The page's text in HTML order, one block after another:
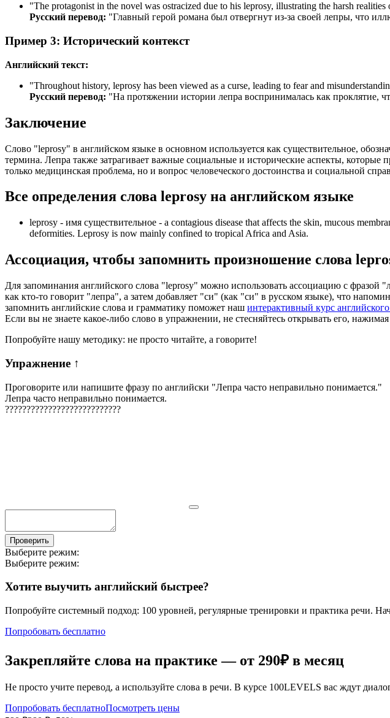
"The protagonist in the novel was ostracized due to his leprosy, illustrating the harsh realities
Русский перевод: "Главный герой романа был отвергнут из-за своей лепры, что
Пример 3: Исторический контекст
Английский текст:
"Throughout history, leprosy has been viewed as a curse, leading to fear and
Русский перевод: "На протяжении истории лепра воспринималась как проклятие,
Заключение
Слово "leprosy" в английском языке в основном используется как существительное,
термина. Лепра также затрагивает важные социальные и исторические аспекты,
только медицинская проблема, но и вопрос человеческого достоинства и социальной
Все определения слова leprosy на английском языке
leprosy - имя существительное - a contagious disease that affects the skin, mucous
deformities. Leprosy is now mainly confined to tropical Africa and Asia.
Ассоциация, чтобы запомнить произношение слова
Для запоминания английского слова "leprosy" можно использовать ассоциацию с
как кто-то говорит "лепра", а затем добавляет "си" (как "си" в русском языке), что
запомнить английские слова и грамматику поможет наш интерактивный курс
Если вы не знаете какое-либо слово в упражнении, не стесняйтесь открывать его,
Попробуйте нашу методику: не просто читайте, а говорите!
Упражнение ↑
Проговорите или напишите фразу по английски "Лепра часто неправильно понимается."
Лепра часто неправильно понимается.
???????????????????????????
Проверить
Выберите режим:
Выберите режим:
Хотите выучить английский быстрее?
Попробуйте системный подход: 100 уровней, регулярные тренировки и практика речи.
Попробовать бесплатно
Закрепляйте слова на практике — от 290₽ в месяц
Не просто учите перевод, а используйте слова в речи. В курсе 100LEVELS вас ждут
Попробовать бесплатноПосмотреть цены